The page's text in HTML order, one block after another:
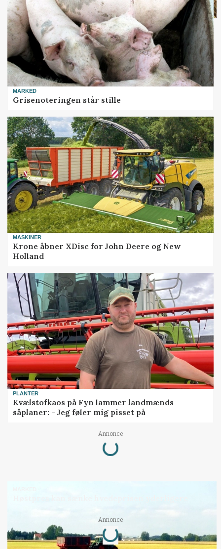
MARKED
Grisenoteringen står stille
MASKINER
Krone åbner XDisc for John Deere og New
Holland
PLANTER
Kvælstofkaos på Fyn lammer landmænds
såplaner: - Jeg føler mig pisset på
Annonce
Loading...
Annonce
Loading...